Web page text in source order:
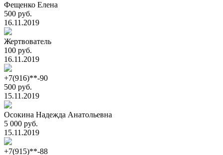
Фещенко Елена
500 руб.
16.11.2019
Жертвователь
100 руб.
16.11.2019
+7(916)**-90
500 руб.
15.11.2019
Осокина Надежда Анатольевна
5 000 руб.
15.11.2019
+7(915)**-88